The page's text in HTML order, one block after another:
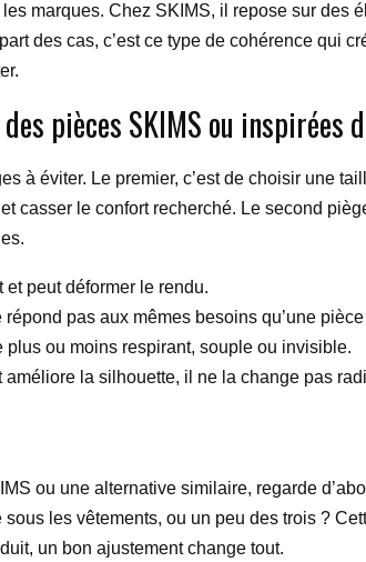
marques. Chez SKIMS, il repose sur
des cas, c’est ce type de cohérence qui
pièces SKIMS ou inspirées
à éviter. Le premier, c’est de choisir une
casser le confort recherché. Le second
et peut déformer le rendu.
pas aux mêmes besoins qu’une
plus ou moins respirant, souple ou invisible.
améliore la silhouette, il ne la change pas
ou une alternative similaire, regarde
les vêtements, ou un peu des trois ?
un bon ajustement change tout.